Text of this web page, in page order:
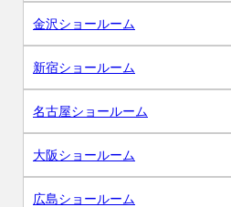
金沢ショールーム
新宿ショールーム
名古屋ショールーム
大阪ショールーム
広島ショールーム